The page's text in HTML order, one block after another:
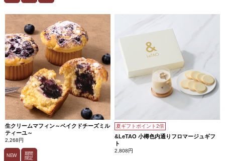
生クリームマフィン～ベイクドチーズミル
ティーユ～
2,268円
NEW
期間
限定
夏ギフトポイント2倍
&LeTAO 小樽色内通りフロマージュギフ
ト
2,808円